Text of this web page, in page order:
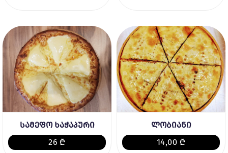
სამეფო ხაჭაპური
26 ₾
ლობიანი
14,00 ₾